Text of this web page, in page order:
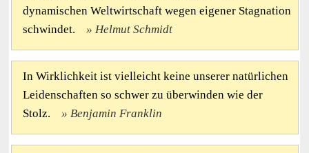
dynamischen Weltwirtschaft wegen eigener Stagnation
schwindet.
Helmut Schmidt
In Wirklichkeit ist vielleicht keine unserer natürlichen
Leidenschaften so schwer zu überwinden wie der
Stolz.
Benjamin Franklin